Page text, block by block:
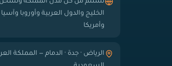
نستلم من كل مدن المملكة ونشحن
الخليج والدول العربية وأوروبا وآسيا
وأمريكا
الرياض · جدة · الدمام — المملكة